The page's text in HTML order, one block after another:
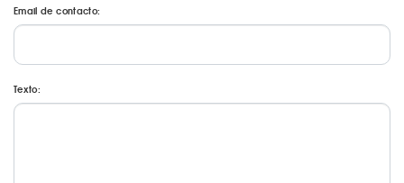
Email de contacto:
Texto: